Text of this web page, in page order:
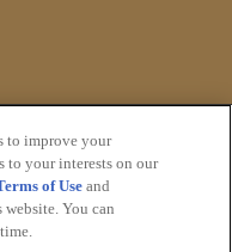
to improve your
to your interests on our
of Use and
You can